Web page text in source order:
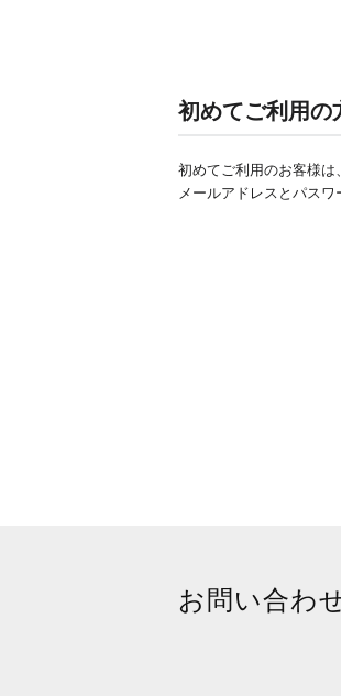
初めてご利用の
初めてご利用のお客様は
メールアドレスとパスワ
お問い合わ